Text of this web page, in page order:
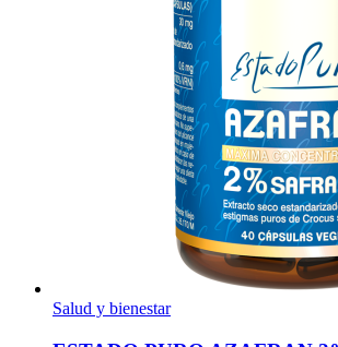
Salud y bienestar